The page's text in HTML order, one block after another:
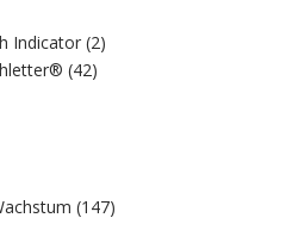
Indicator (2)
(42)
(147)